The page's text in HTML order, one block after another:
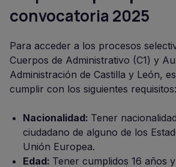
convocatoria 2025
Para acceder a los procesos
Cuerpos de Administrativo (C1) y
Administración de Castilla y León,
cumplir con los siguientes requisitos:
Nacionalidad: Tener
ciudadano de alguno de los
Unión Europea.
Edad: Tener cumplidos 16 años